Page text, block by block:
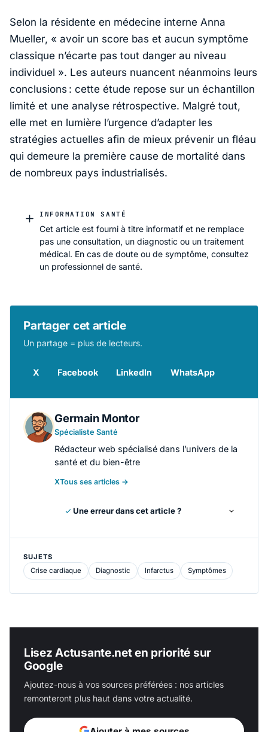
Selon la résidente en médecine interne Anna
Mueller, « avoir un score bas et aucun symptôme
classique n’écarte pas tout danger au niveau
individuel ». Les auteurs nuancent néanmoins leurs
conclusions : cette étude repose sur un échantillon
limité et une analyse rétrospective. Malgré tout,
elle met en lumière l’urgence d’adapter les
stratégies actuelles afin de mieux prévenir un fléau
qui demeure la première cause de mortalité dans
de nombreux pays industrialisés.
INFORMATION SANTÉ
Cet article est fourni à titre informatif et ne remplace
pas une consultation, un diagnostic ou un traitement
médical. En cas de doute ou de symptôme, consultez
un professionnel de santé.
Partager cet article
Un partage = plus de lecteurs.
X Facebook LinkedIn WhatsApp
Germain Montor
Spécialiste Santé
Rédacteur web spécialisé dans l’univers de la
santé et du bien-être
XTous ses articles →
Une erreur dans cet article ?
SUJETS
Crise cardiaque
Diagnostic Infarctus Symptômes
Lisez Actusante.net en priorité sur
Google
Ajoutez-nous à vos sources préférées : nos articles
remonteront plus haut dans votre actualité.